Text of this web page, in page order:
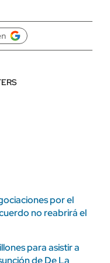
por el
no reabrirá el
para asistir a
de De La